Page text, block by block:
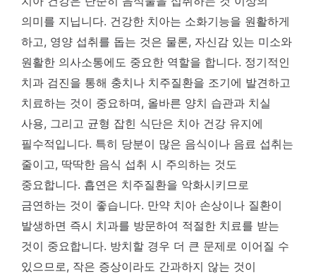
의미를 지닙니다. 건강한 치아는 소화기능을 원활하게
하고, 영양 섭취를 돕는 것은 물론, 자신감 있는 미소와
원활한 의사소통에도 중요한 역할을 합니다. 정기적인
치과 검진을 통해 충치나 치주질환을 조기에 발견하고
치료하는 것이 중요하며, 올바른 양치 습관과 치실
사용, 그리고 균형 잡힌 식단은 치아 건강 유지에
필수적입니다. 특히 당분이 많은 음식이나 음료 섭취는
줄이고, 딱딱한 음식 섭취 시 주의하는 것도
중요합니다. 흡연은 치주질환을 악화시키므로
금연하는 것이 좋습니다. 만약 치아 손상이나 질환이
발생하면 즉시 치과를 방문하여 적절한 치료를 받는
것이 중요합니다. 방치할 경우 더 큰 문제로 이어질 수
있으므로, 작은 증상이라도 간과하지 않는 것이